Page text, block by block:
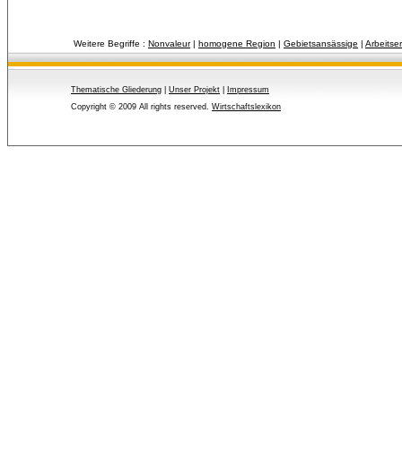
Weitere Begriffe : Nonvaleur| homogene Region | Gebietsansässige |
Thematische Gliederung Unser Projekt
Impressum
Copyright © 2009 All rights reserved. Wirtschaftslexikon